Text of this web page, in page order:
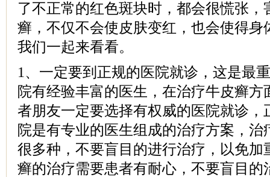
了不正常的红色斑块时，都会很慌张，
癣，不仅不会使皮肤变红，也会使得身
我们一起来看看。
1、一定要到正规的医院就诊，这是最
院有经验丰富的医生，在治疗牛皮癣方
者朋友一定要选择有权威的医院就诊，
院是有专业的医生组成的治疗方案，治
很多种，不要盲目的进行治疗，以免加
癣的治疗需要患者有耐心，不要盲目的